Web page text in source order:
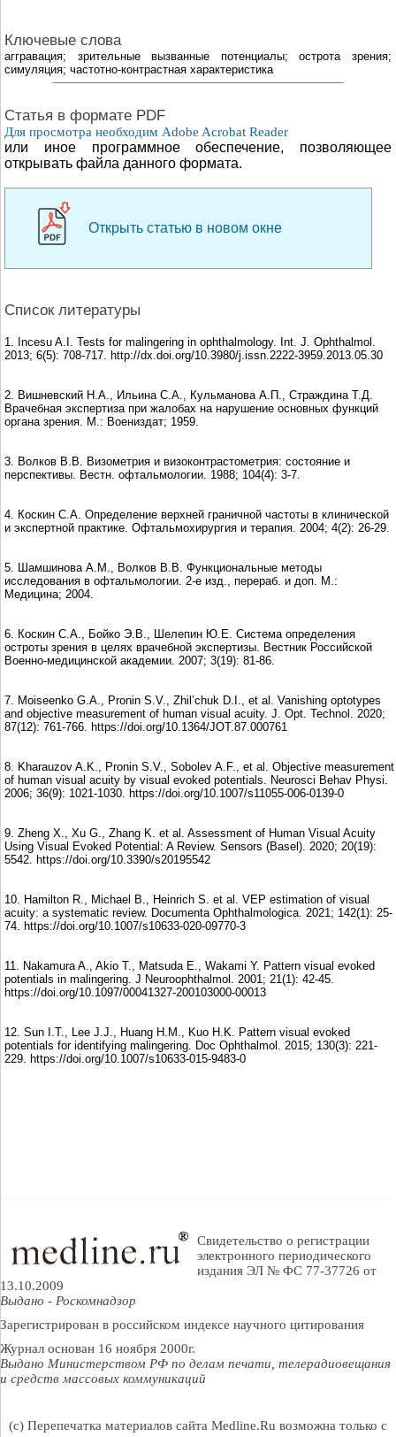
Ключевые слова
аггравация; зрительные вызванные потенциалы; острота зрения;
симуляция; частотно-контрастная характеристика
Cтатья в формате PDF
Для просмотра необходим Adobe Acrobat Reader
или иное программное обеспечение, позволяющее
открывать файла данного формата.
Открыть статью в новом окне
Список литературы
1. Incesu A.I. Tests for malingering in ophthalmology. Int. J. Ophthalmol.
2013; 6(5): 708-717. http://dx.doi.org/10.3980/j.issn.2222-3959.2013.05.30
2. Вишневский Н.А., Ильина С.А., Кульманова А.П., Страждина Т.Д.
Врачебная экспертиза при жалобах на нарушение основных функций
органа зрения. М.: Воениздат; 1959.
3. Волков В.В. Визометрия и визоконтрастометрия: состояние и
перспективы. Вестн. офтальмологии. 1988; 104(4): 3-7.
4. Коскин С.А. Определение верхней граничной частоты в клинической
и экспертной практике. Офтальмохирургия и терапия. 2004; 4(2): 26-29.
5. Шамшинова А.М., Волков В.В. Функциональные методы
исследования в офтальмологии. 2-е изд., перераб. и доп. М.:
Медицина; 2004.
6. Коскин С.А., Бойко Э.В., Шелепин Ю.Е. Система определения
остроты зрения в целях врачебной экспертизы. Вестник Российской
Военно-медицинской академии. 2007; 3(19): 81-86.
7. Moiseenko G.A., Pronin S.V., Zhil’chuk D.I., et al. Vanishing optotypes
and objective measurement of human visual acuity. J. Opt. Technol. 2020;
87(12): 761-766. https://doi.org/10.1364/JOT.87.000761
8. Kharauzov A.K., Pronin S.V., Sobolev A.F., et al. Objective measurement
of human visual acuity by visual evoked potentials. Neurosci Behav Physi.
2006; 36(9): 1021-1030. https://doi.org/10.1007/s11055-006-0139-0
9. Zheng X., Xu G., Zhang K. et al. Assessment of Human Visual Acuity
Using Visual Evoked Potential: A Review. Sensors (Basel). 2020; 20(19):
5542. https://doi.org/10.3390/s20195542
10. Hamilton R., Michael B., Heinrich S. et al. VEP estimation of visual
acuity: a systematic review. Documenta Ophthalmologica. 2021; 142(1): 25-
74. https://doi.org/10.1007/s10633-020-09770-3
11. Nakamura A., Akio T., Matsuda E., Wakami Y. Pattern visual evoked
potentials in malingering. J Neuroophthalmol. 2001; 21(1): 42-45.
https://doi.org/10.1097/00041327-200103000-00013
12. Sun I.T., Lee J.J., Huang H.M., Kuo H.K. Pattern visual evoked
potentials for identifying malingering. Doc Ophthalmol. 2015; 130(3): 221-
229. https://doi.org/10.1007/s10633-015-9483-0
Свидетельство о регистрации
электронного периодического
издания ЭЛ № ФС 77-37726 от
13.10.2009
Выдано - Роскомнадзор
Зарегистрирован в российском индексе научного цитирования
Журнал основан 16 ноября 2000г.
Выдано Министерством РФ по делам печати, телерадиовещания
и средств массовых коммуникаций
(c) Перепечатка материалов сайта Medline.Ru возможна только с